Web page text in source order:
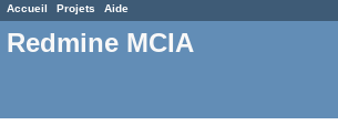
Accueil Projets Aide
Redmine MCIA